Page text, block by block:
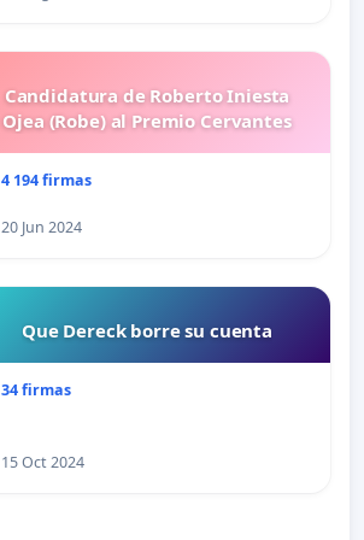
Candidatura de Roberto Iniesta
Ojea (Robe) al Premio Cervantes
4 194 firmas
20 Jun 2024
Que Dereck borre su cuenta
34 firmas
15 Oct 2024